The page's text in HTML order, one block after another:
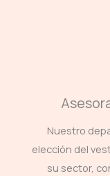
Nuestro
elección del
su sector,